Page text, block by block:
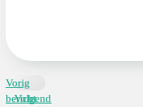
Vorig
bericht
Volgend